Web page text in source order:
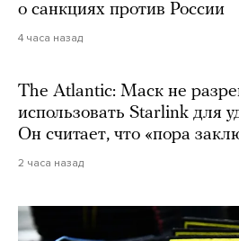
о санкциях против России
4 часа назад
The Atlantic: Маск не
использовать Starlink для
Он считает, что «пора
2 часа назад